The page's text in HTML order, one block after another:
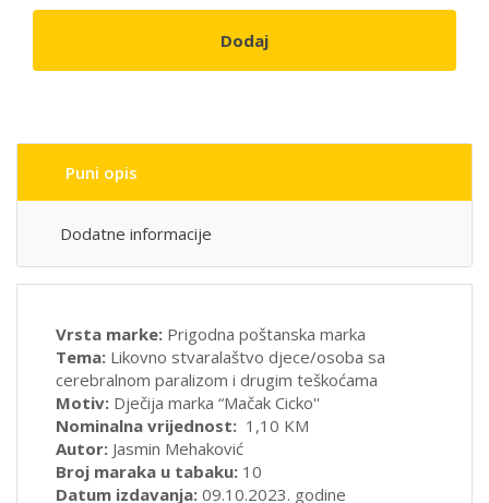
Dodaj
Puni opis
Dodatne informacije
Vrsta marke: Prigodna poštanska marka
Tema: Likovno stvaralaštvo djece/osoba sa
cerebralnom paralizom i drugim teškoćama
Motiv: Dječija marka “Mačak Cicko''
Nominalna vrijednost: 1,10 KM
Autor: Jasmin Mehaković
Broj maraka u tabaku: 10
Datum izdavanja: 09.10.2023. godine